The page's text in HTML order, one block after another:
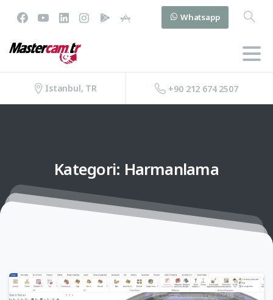
Whatsapp
Istanbul, TR +90 212 674 2507
Kategori: Harmanlama